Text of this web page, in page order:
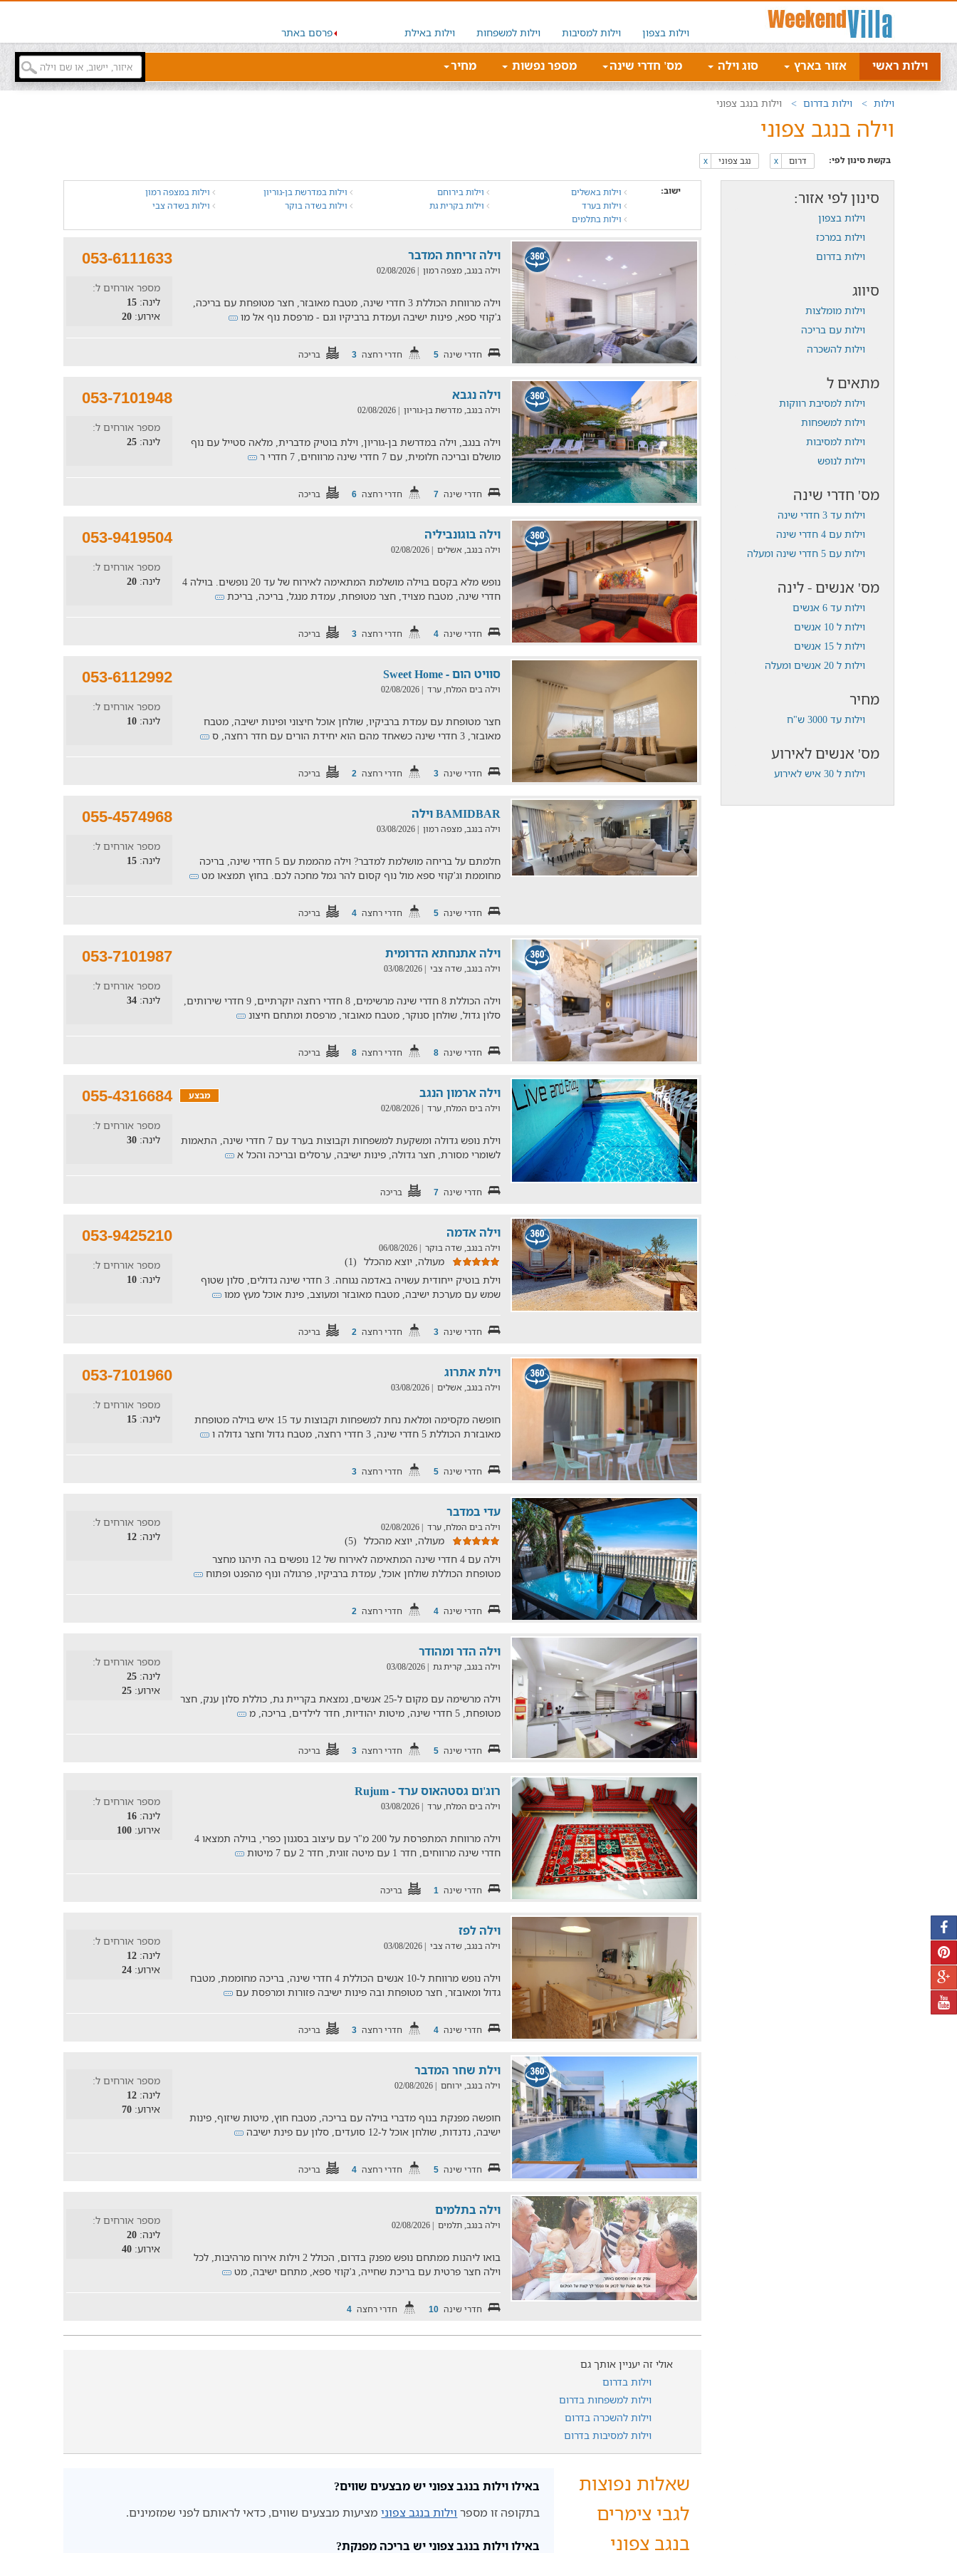
וילות בצפון וילות למסיבות וילות למשפחות וילות באילת פרסם באתר
וילות ראשי אזור בארץ סוג וילה מס' חדרי שינה מספר נפשות מחיר
וילות וילות בדרום וילות בנגב צפוני
וילה בנגב צפוני
בקשת סינון לפי: x דרום x נגב צפוני
סינון לפי אזור:
וילות בצפון
וילות במרכז
וילות בדרום
סיווג
וילות מומלצות
וילות עם בריכה
וילות להשכרה
מתאים ל
וילות למסיבת רווקות
וילות למשפחות
וילות למסיבות
וילות לנופש
מס' חדרי שינה
וילות עד 3 חדרי שינה
וילות עם 4 חדרי שינה
וילות עם 5 חדרי שינה ומעלה
מס' אנשים - לינה
וילות עד 6 אנשים
וילות ל 10 אנשים
וילות ל 15 אנשים
וילות ל 20 אנשים ומעלה
מחיר
וילות עד 3000 ש"ח
מס' אנשים לאירוע
וילות ל 30 איש לאירוע
ישוב: וילות באשלים וילות בירוחם וילות במדרשת בן-גוריון
וילות במצפה רמון
וילות בערד
וילות בקרית גת וילות בשדה בוקר
וילות בשדה צבי
וילות בתלמים
וילה זריחת המדבר
וילה בנגב, מצפה רמון | 02/08/2026
וילה מרווחת הכוללת 3 חדרי שינה, מטבח מאובזר, חצר מטופחת עם בריכה,
ג'קוזי ספא, פינות ישיבה ועמדת ברביקיו וגם - מרפסת נוף אל מו
053-6111633
מספר אורחים ל:
לינה:15
אירוע:20
חדרי שינה 5 חדרי רחצה 3 בריכה
וילה נגבא
וילה בנגב, מדרשת בן-גוריון | 02/08/2026
וילה בנגב, וילה במדרשת בן-גוריון, וילת בוטיק מדברית, מלאה סטייל עם נוף
מושלם ובריכה חלומית, עם 7 חדרי שינה מרווחים, 7 חדרי ר
053-7101948
מספר אורחים ל:
לינה:25
חדרי שינה 7 חדרי רחצה 6 בריכה
וילה בוגונביליה
וילה בנגב, אשלים | 02/08/2026
נופש מלא בקסם בוילה מושלמת המתאימה לאירוח של עד 20 נופשים. בוילה 4
חדרי שינה, מטבח מצויד, חצר מטופחת, עמדת מנגל, בריכה, בריכת
053-9419504
מספר אורחים ל:
לינה:20
חדרי שינה 4 חדרי רחצה 3 בריכה
סוויט הום - Sweet Home
וילה בים המלח, ערד | 02/08/2026
חצר מטופחת עם עמדת ברביקיו, שולחן אוכל חיצוני ופינות ישיבה, מטבח
מאובזר, 3 חדרי שינה כשאחד מהם הוא יחידת הורים עם חדר רחצה, ס
053-6112992
מספר אורחים ל:
לינה:10
חדרי שינה 3 חדרי רחצה 2 בריכה
BAMIDBAR וילה
וילה בנגב, מצפה רמון | 03/08/2026
חלמתם על בריחה מושלמת למדבר? וילה מהממת עם 5 חדרי שינה, בריכה
מחוממת וג'קוזי ספא מול נוף קסום להר גמל מחכה לכם. בחוץ תמצאו מט
055-4574968
מספר אורחים ל:
לינה:15
חדרי שינה 5 חדרי רחצה 4 בריכה
וילה אתנחתא הדרומית
וילה בנגב, שדה צבי | 03/08/2026
וילה הכוללת 8 חדרי שינה מרשימים, 8 חדרי רחצה יוקרתיים, 9 חדרי שירותים,
סלון גדול, שולחן סנוקר, מטבח מאובזר, מרפסת ומתחם חיצונ
053-7101987
מספר אורחים ל:
לינה:34
חדרי שינה 8 חדרי רחצה 8 בריכה
מבצע וילה ארמון הנגב
וילה בים המלח, ערד | 02/08/2026
וילת נופש גדולה ומשקעת למשפחות וקבוצות בערד עם 7 חדרי שינה, התאמות
לשומרי מסורת, חצר גדולה, פינות ישיבה, ערסלים ובריכה והכל א
055-4316684
מספר אורחים ל:
לינה:30
חדרי שינה 7 בריכה
וילה אדמה
וילה בנגב, שדה בוקר | 06/08/2026
מעולה, יוצא מהכלל (1)
וילת בוטיק ייחודית עשויה באדמה נגוחה. 3 חדרי שינה גדולים, סלון שטוף
שמש עם מערכת ישיבה, מטבח מאובזר ומעוצב, פינת אוכל מעץ ממו
053-9425210
מספר אורחים ל:
לינה:10
חדרי שינה 3 חדרי רחצה 2 בריכה
וילת אתרוג
וילה בנגב, אשלים | 03/08/2026
חופשה מקסימה ומלאת נחת למשפחות וקבוצות עד 15 איש בוילה מטופחת
מאובזרת הכוללת 5 חדרי שינה, 3 חדרי רחצה, מטבח גדול וחצר גדולה ו
053-7101960
מספר אורחים ל:
לינה:15
חדרי שינה 5 חדרי רחצה 3
עדי במדבר
וילה בים המלח, ערד | 02/08/2026
מעולה, יוצא מהכלל (5)
וילה עם 4 חדרי שינה המתאימה לאירוח של 12 נופשים בה תיהנו מחצר
מטופחת הכוללת שולחן אוכל, עמדת ברביקיו, פרגולה ונוף מהפנט ופתוח
מספר אורחים ל:
לינה:12
חדרי שינה 4 חדרי רחצה 2
וילה הדר ומהודר
וילה בנגב, קרית גת | 03/08/2026
וילה מרשימה עם מקום ל-25 אנשים, נמצאת בקריית גת, כוללת סלון ענק, חצר
מטופחת, 5 חדרי שינה, מיטות יהודיות, חדר לילדים, בריכה, מ
מספר אורחים ל:
לינה:25
אירוע:25
חדרי שינה 5 חדרי רחצה 3 בריכה
רוג'ום גסטהאוס ערד - Rujum
וילה בים המלח, ערד | 03/08/2026
​וילה מרווחת המתפרסת על 200 מ"ר עם עיצוב בסגנון כפרי, בוילה תמצאו 4
חדרי שינה מרווחים, חדר 1 עם מיטה זוגית, חדר 2 עם 7 מיטות
מספר אורחים ל:
לינה:16
אירוע:100
חדרי שינה 1 בריכה
וילה לפז
וילה בנגב, שדה צבי | 03/08/2026
וילה נופש מרווחת ל-10 אנשים הכוללת 4 חדרי שינה, בריכה מחוממת, מטבח
גדול ומאובזר, חצר מטופחת ובה פינות ישיבה פזורות ומרפסת עם
מספר אורחים ל:
לינה:12
אירוע:24
חדרי שינה 4 חדרי רחצה 3 בריכה
וילת שחר המדבר
וילה בנגב, ירוחם | 02/08/2026
חופשה מפנקת בנוף מדברי בוילה עם בריכה, מטבח חוץ, מיטות שיזוף, פינות
ישיבה, נדנדות, שולחן אוכל ל-12 סועדים, סלון עם פינת ישיבה
מספר אורחים ל:
לינה:12
אירוע:70
חדרי שינה 5 חדרי רחצה 4 בריכה
וילה בתלמים
וילה בנגב, תלמים | 02/08/2026
בואו ליהנות ממתחם נופש מפנק בדרום, הכולל 2 וילות אירוח מרהיבות, לכל
וילה חצר פרטית עם בריכת שחייה, ג'קוזי ספא, מתחם ישיבה, מט
מספר אורחים ל:
לינה:20
אירוע:40
חדרי שינה 10 חדרי רחצה 4
אולי זה יעניין אותך גם
וילות בדרום
וילות למשפחות בדרום
וילות להשכרה בדרום
וילות למסיבות בדרום
שאלות נפוצות
לגבי צימרים
בנגב צפוני
באילו וילות בנגב צפוני יש מבצעים שווים?
בתקופה זו מספר וילות בנגב צפונימציעות מבצעים שווים, כדאי לראותם לפני שמזמינים.
באילו וילות בנגב צפוני יש בריכה מפנקת?